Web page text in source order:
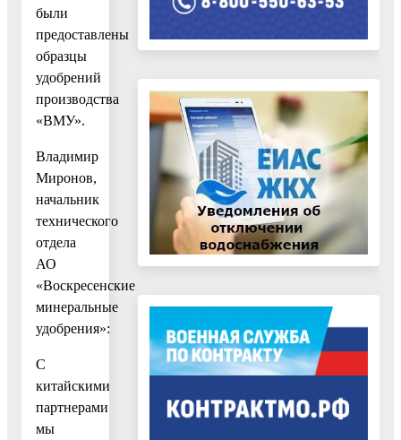
были
предоставлены
образцы
удобрений
производства
«ВМУ».
Владимир
Миронов,
начальник
технического
отдела
АО
«Воскресенские
минеральные
удобрения»:
С
китайскими
партнерами
мы